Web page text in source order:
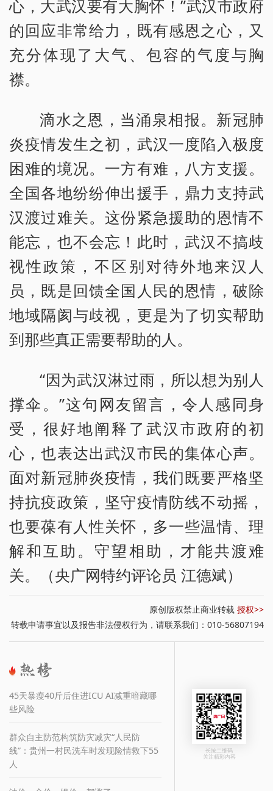
心，大武汉要有大胸怀！”武汉市政府
的回应非常给力，既有感恩之心，又
充分体现了大气、包容的气度与胸
襟。
滴水之恩，当涌泉相报。新冠肺
炎疫情发生之初，武汉一度陷入极度
困难的境况。一方有难，八方支援。
全国各地纷纷伸出援手，鼎力支持武
汉渡过难关。这份紧急援助的恩情不
能忘，也不会忘！此时，武汉不搞歧
视性政策，不区别对待外地来汉人
员，既是回馈全国人民的恩情，破除
地域隔阂与歧视，更是为了切实帮助
到那些真正需要帮助的人。
“因为武汉淋过雨，所以想为别人
撑伞。”这句网友留言，令人感同身
受，很好地阐释了武汉市政府的初
心，也表达出武汉市民的集体心声。
面对新冠肺炎疫情，我们既要严格坚
持抗疫政策，坚守疫情防线不动摇，
也要葆有人性关怀，多一些温情、理
解和互助。守望相助，才能共渡难
关。（央广网特约评论员 江德斌）
原创版权禁止商业转载 授权>>
转载申请事宜以及报告非法侵权行为，请联系我们：010-56807194
45天暴瘦40斤后住进ICU AI减重暗藏哪
些风险
群众自主防范构筑防灾减灾“人民防
线”：贵州一村民洗车时发现险情救下55
人
长按二维码
关注精彩内容